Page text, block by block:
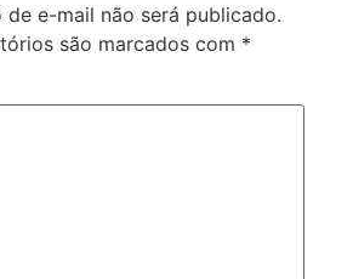
de e-mail não será publicado.
são marcados com *